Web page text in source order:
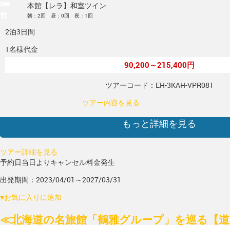
本館【レラ】和室ツイン
朝：2回 昼：0回 夜：1回
2泊3日間
1名様代金
90,200～215,400円
ツアーコード：EH-3KAH-VPR081
ツアー内容を見る
もっと詳細を見る
ツアー詳細を見る
予約日当日よりキャンセル料金発生
出発期間：2023/04/01～2027/03/31
♥お気に入りに追加
≪北海道の名旅館「鶴雅グループ」を巡る【